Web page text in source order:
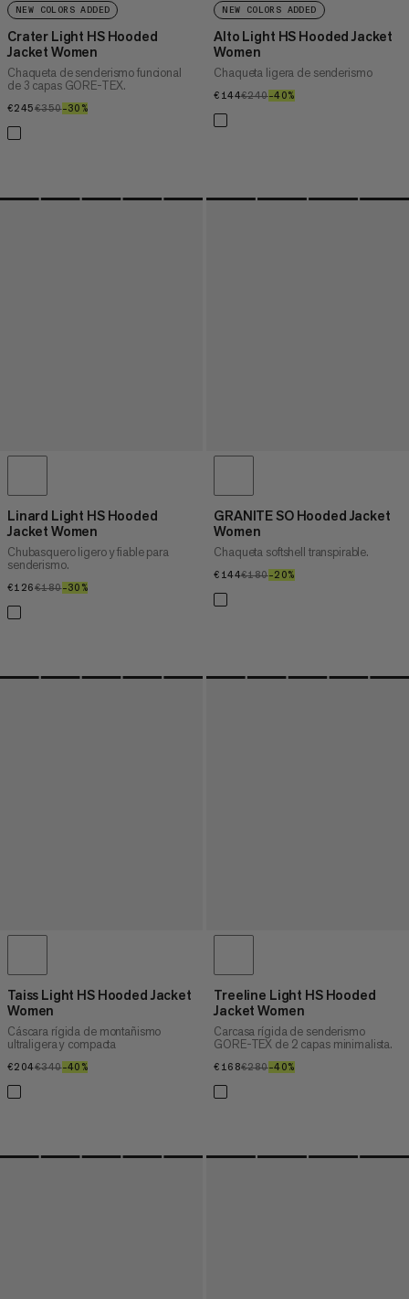
NEW COLORS ADDED
Crater Light HS Hooded
Jacket Women
Chaqueta de senderismo funcional
de 3 capas GORE-TEX.
€245€245
€350€350
–30%
NEW COLORS ADDED
Alto Light HS Hooded Jacket
Women
Chaqueta ligera de senderismo
€144€144
€240€240
–40%
Linard Light HS Hooded
Jacket Women
Chubasquero ligero y fiable para
senderismo.
€126€126
€180€180
–30%
GRANITE SO Hooded Jacket
Women
Chaqueta softshell transpirable.
€144€144
€180€180
–20%
Taiss Light HS Hooded Jacket
Women
Cáscara rígida de montañismo
ultraligera y compacta
€204€204
€340€340
–40%
Treeline Light HS Hooded
Jacket Women
Carcasa rígida de senderismo
GORE-TEX de 2 capas minimalista.
€168€168
€280€280
–40%